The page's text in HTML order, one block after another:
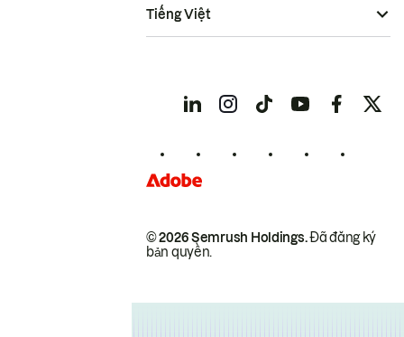
© 2026 Semrush Holdings.Đã đăng ký
bản quyền.
Tiếng Việt